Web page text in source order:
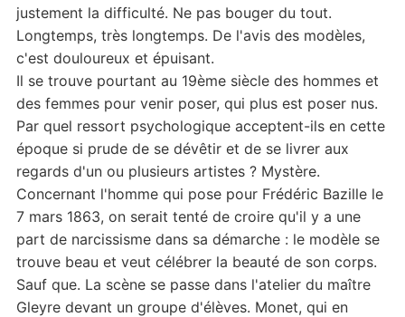
justement la difficulté. Ne pas bouger du tout.
Longtemps, très longtemps. De l'avis des modèles,
c'est douloureux et épuisant.
Il se trouve pourtant au 19ème siècle des hommes et
des femmes pour venir poser, qui plus est poser nus.
Par quel ressort psychologique acceptent-ils en cette
époque si prude de se dévêtir et de se livrer aux
regards d'un ou plusieurs artistes ? Mystère.
Concernant l'homme qui pose pour Frédéric Bazille le
7 mars 1863, on serait tenté de croire qu'il y a une
part de narcissisme dans sa démarche : le modèle se
trouve beau et veut célébrer la beauté de son corps.
Sauf que. La scène se passe dans l'atelier du maître
Gleyre devant un groupe d'élèves. Monet, qui en